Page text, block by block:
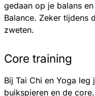
gedaan op je balans
Balance. Zeker tijdens
zweten.
Core training
Bij Tai Chi en Yoga
buikspieren en de